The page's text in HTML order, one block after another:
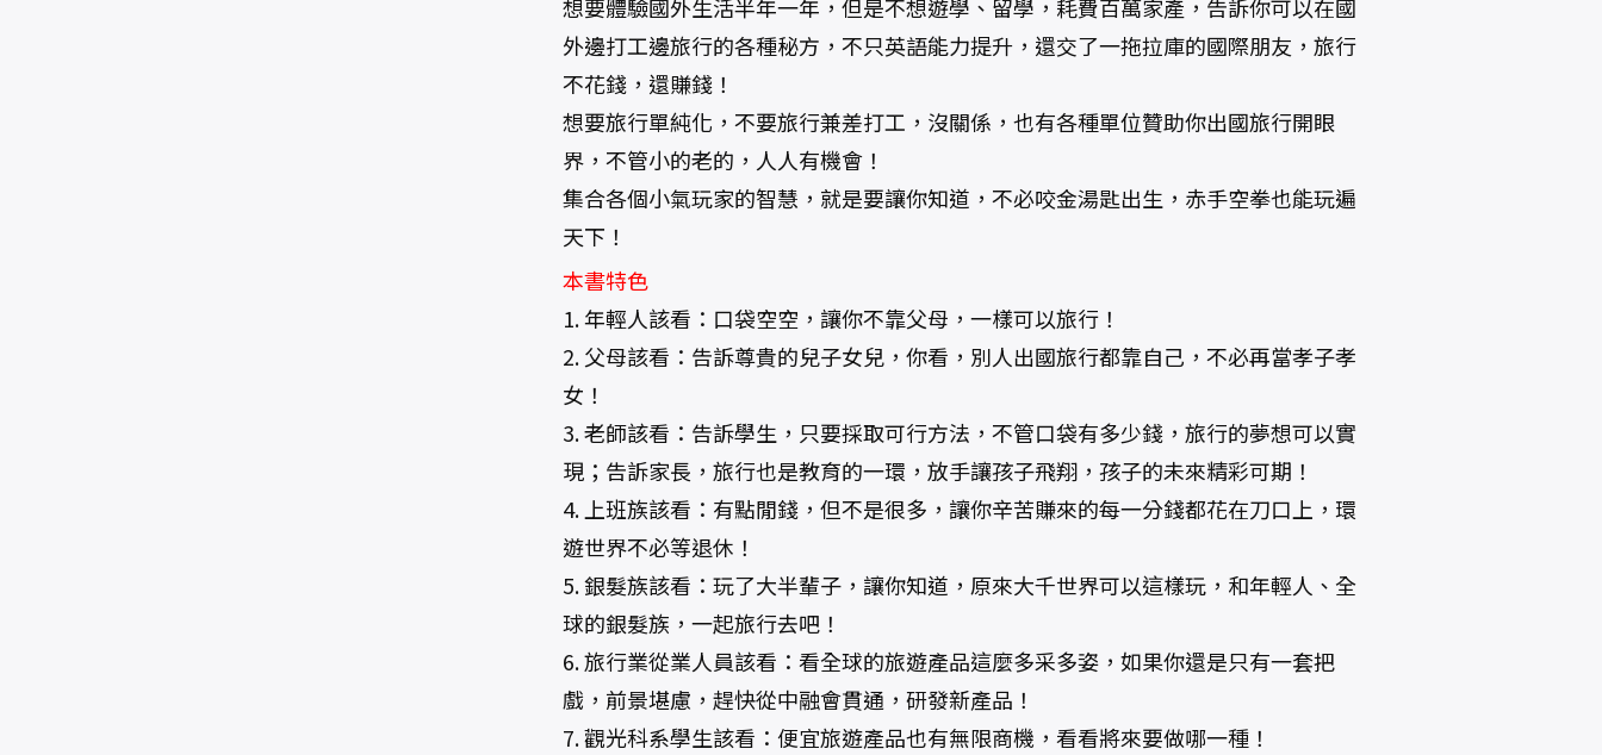
想要體驗國外生活半年一年，但是不想遊學、留學，耗費百萬家產，告訴你可以在國
外邊打工邊旅行的各種秘方，不只英語能力提升，還交了一拖拉庫的國際朋友，旅行
不花錢，還賺錢！
想要旅行單純化，不要旅行兼差打工，沒關係，也有各種單位贊助你出國旅行開眼
界，不管小的老的，人人有機會！
集合各個小氣玩家的智慧，就是要讓你知道，不必咬金湯匙出生，赤手空拳也能玩遍
天下！
本書特色
1. 年輕人該看：口袋空空，讓你不靠父母，一樣可以旅行！
2. 父母該看：告訴尊貴的兒子女兒，你看，別人出國旅行都靠自己，不必再當孝子孝
女！
3. 老師該看：告訴學生，只要採取可行方法，不管口袋有多少錢，旅行的夢想可以實
現；告訴家長，旅行也是教育的一環，放手讓孩子飛翔，孩子的未來精彩可期！
4. 上班族該看：有點閒錢，但不是很多，讓你辛苦賺來的每一分錢都花在刀口上，環
遊世界不必等退休！
5. 銀髮族該看：玩了大半輩子，讓你知道，原來大千世界可以這樣玩，和年輕人、全
球的銀髮族，一起旅行去吧！
6. 旅行業從業人員該看：看全球的旅遊產品這麼多采多姿，如果你還是只有一套把
戲，前景堪慮，趕快從中融會貫通，研發新產品！
7. 觀光科系學生該看：便宜旅遊產品也有無限商機，看看將來要做哪一種！